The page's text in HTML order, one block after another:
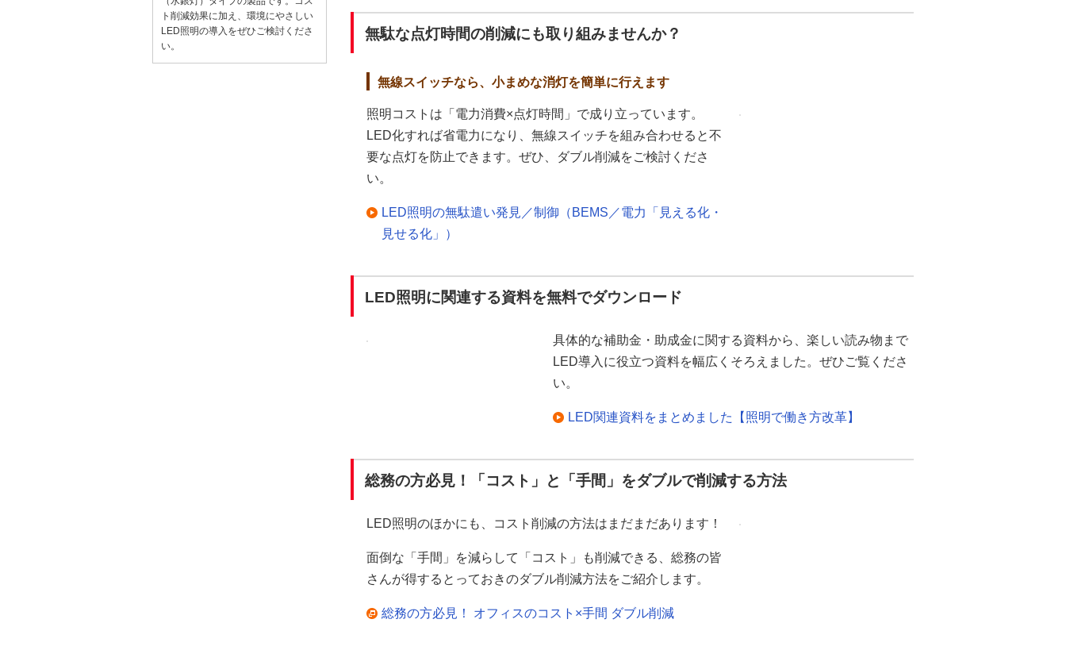
無駄な点灯時間の削減にも取り組みませんか？
無線スイッチなら、小まめな消灯を簡単に行えます
照明コストは「電力消費×点灯時間」で成り立っています。
LED化すれば省電力になり、無線スイッチを組み合わせると不
要な点灯を防止できます。ぜひ、ダブル削減をご検討くださ
い。
LED照明の無駄遣い発見／制御（BEMS／電力「見える化・
見せる化」）
LED照明に関連する資料を無料でダウンロード
具体的な補助金・助成金に関する資料から、楽しい読み物まで
LED導入に役立つ資料を幅広くそろえました。ぜひご覧くださ
い。
LED関連資料をまとめました【照明で働き方改革】
総務の方必見！「コスト」と「手間」をダブルで削減する方法
LED照明のほかにも、コスト削減の方法はまだまだあります！
面倒な「手間」を減らして「コスト」も削減できる、総務の皆
さんが得するとっておきのダブル削減方法をご紹介します。
総務の方必見！ オフィスのコスト×手間 ダブル削減
ト削減効果に加え、環境にやさしい
LED照明の導入をぜひご検討くださ
い。